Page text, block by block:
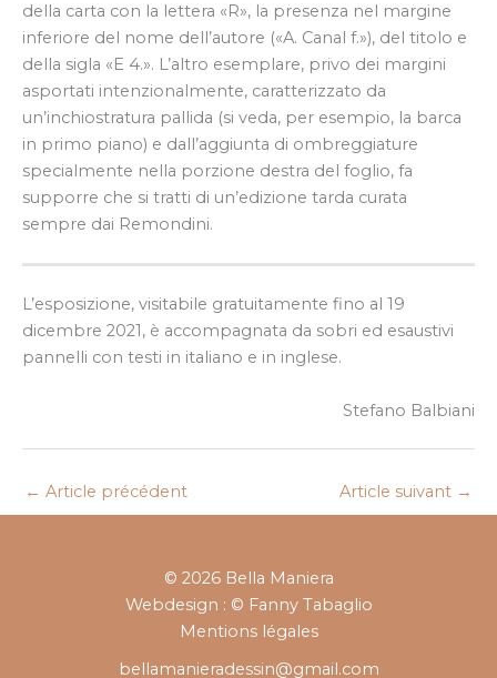
della carta con la lettera «R», la presenza nel margine
inferiore del nome dell’autore («A. Canal f.»), del titolo e
della sigla «E 4.». L’altro esemplare, privo dei margini
asportati intenzionalmente, caratterizzato da
un’inchiostratura pallida (si veda, per esempio, la barca
in primo piano) e dall’aggiunta di ombreggiature
specialmente nella porzione destra del foglio, fa
supporre che si tratti di un’edizione tarda curata
sempre dai Remondini.
L’esposizione, visitabile gratuitamente fino al 19
dicembre 2021, è accompagnata da sobri ed esaustivi
pannelli con testi in italiano e in inglese.
Stefano Balbiani
← Article précédent Article suivant →
© 2026 Bella Maniera
Webdesign : © Fanny Tabaglio
Mentions légales
bellamanieradessin@gmail.com